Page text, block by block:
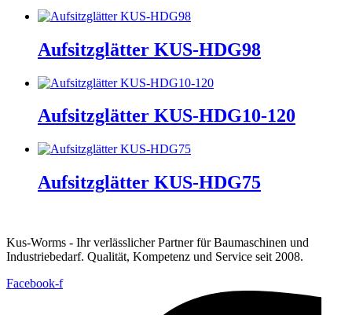
Aufsitzglätter KUS-HDG98
Aufsitzglätter KUS-HDG10-120
Aufsitzglätter KUS-HDG75
Kus-Worms - Ihr verlässlicher Partner für Baumaschinen und
Industriebedarf. Qualität, Kompetenz und Service seit 2008.
Facebook-f